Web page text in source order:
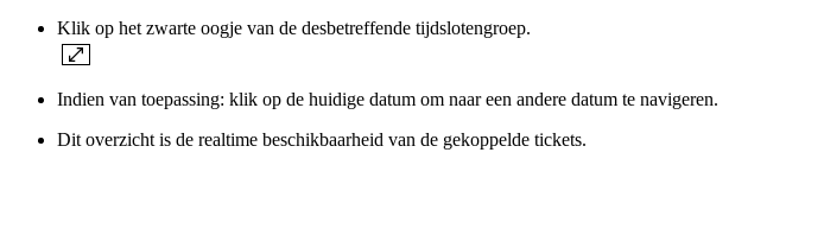
Klik op het zwarte oogje van de desbetreffende tijdslotengroep.
Indien van toepassing: klik op de huidige datum om naar een andere datum te navigeren.
Dit overzicht is de realtime beschikbaarheid van de gekoppelde tickets.